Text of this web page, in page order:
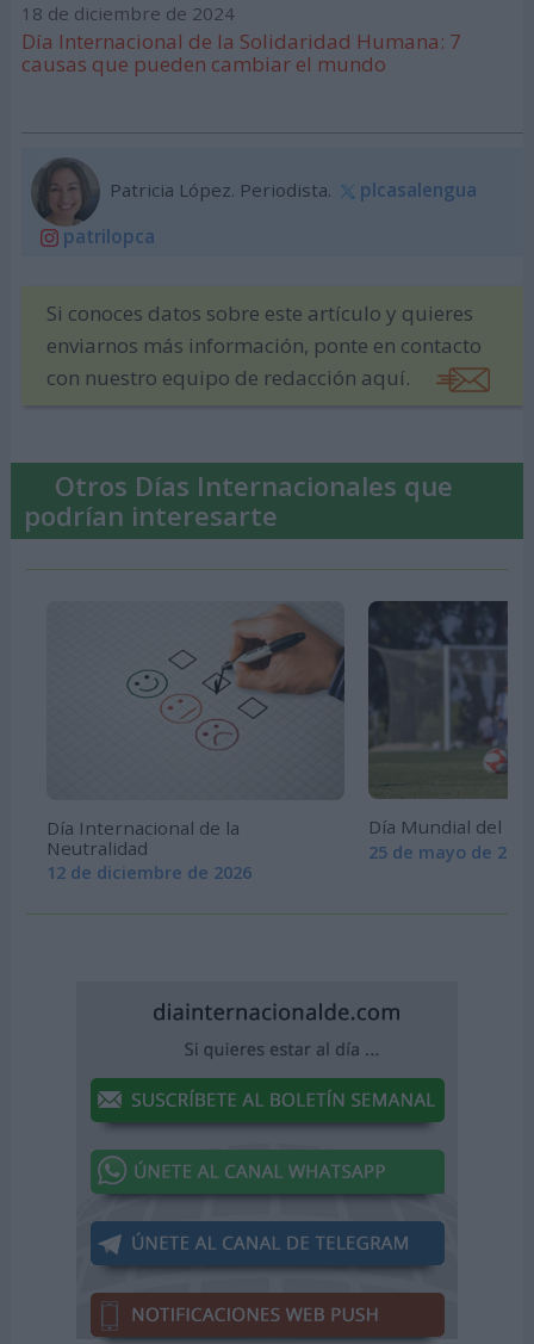
18 de diciembre de 2024
Día Internacional de la Solidaridad Humana: 7
causas que pueden cambiar el mundo
Patricia López. Periodista.
plcasalengua
patrilopca
Si conoces datos sobre este artículo y quieres
enviarnos más información, ponte en contacto
con nuestro equipo de redacción aquí.
Otros Días Internacionales que
podrían interesarte
Día Internacional de la
Neutralidad
12 de diciembre de 2026
Día Mundial del
25 de mayo de 2026